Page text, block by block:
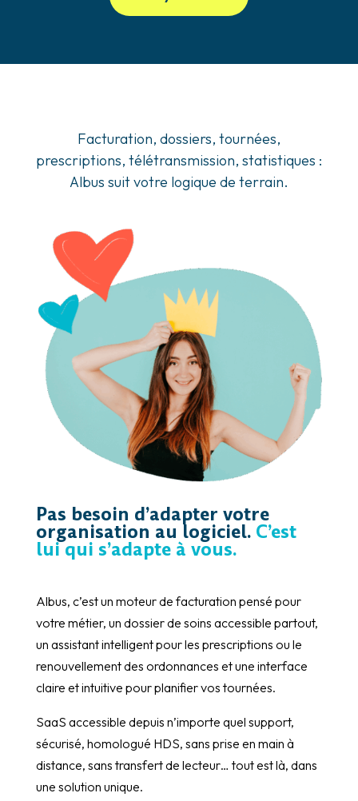
Facturation, dossiers, tournées,
prescriptions, télétransmission, statistiques :
Albus suit votre logique de terrain.
Pas besoin d’adapter votre
organisation au logiciel.C’est
lui qui s’adapte à vous.
Albus, c’est un moteur de facturation pensé pour
votre métier, un dossier de soins accessible partout,
un assistant intelligent pour les prescriptions ou le
renouvellement des ordonnances et une interface
claire et intuitive pour planifier vos tournées.
SaaS accessible depuis n’importe quel support,
sécurisé, homologué HDS, sans prise en main à
distance, sans transfert de lecteur… tout est là, dans
une solution unique.